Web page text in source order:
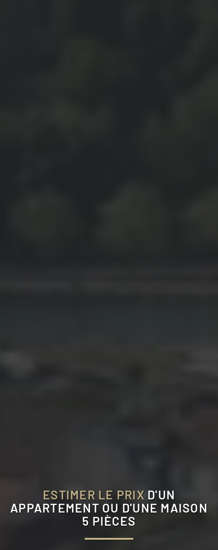
ESTIMER LE PRIX D'UN
APPARTEMENT OU D'UNE MAISON
5 PIÈCES